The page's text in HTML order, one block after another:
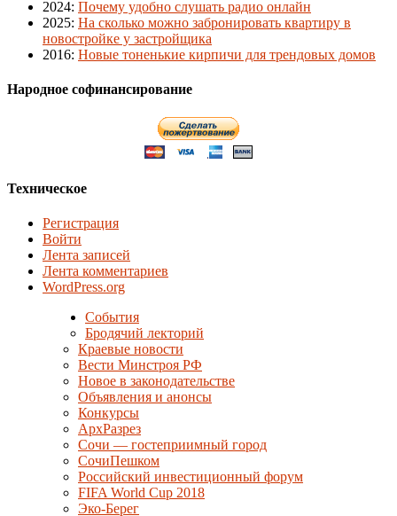
2024: Почему удобно слушать радио онлайн
2025: На сколько можно забронировать квартиру в
новостройке у застройщика
2016: Новые тоненькие кирпичи для трендовых домов
Народное софинансирование
Техническое
Регистрация
Войти
Лента записей
Лента комментариев
WordPress.org
События
Бродячий лекторий
Краевые новости
Вести Минстроя РФ
Новое в законодательстве
Объявления и анонсы
Конкурсы
АрхРазрез
Сочи — гостеприимный город
СочиПешком
Российский инвестиционный форум
FIFA World Cup 2018
Эко-Берег